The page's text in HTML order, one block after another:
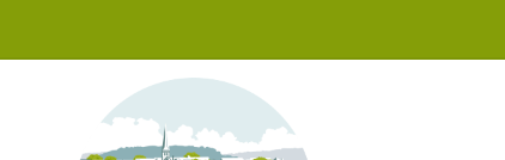
content
main
footer